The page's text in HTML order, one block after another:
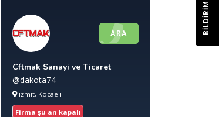
ARA
Cftmak Sanayi ve Ticaret
@dakota74
izmit, Kocaeli
Firma şu an kapalı
BILDIRIM